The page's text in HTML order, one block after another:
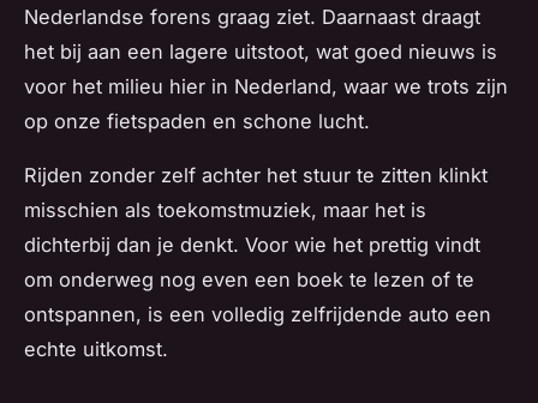
Nederlandse forens graag ziet. Daarnaast draagt
het bij aan een lagere uitstoot, wat goed nieuws is
voor het milieu hier in Nederland, waar we trots zijn
op onze fietspaden en schone lucht.
Rijden zonder zelf achter het stuur te zitten klinkt
misschien als toekomstmuziek, maar het is
dichterbij dan je denkt. Voor wie het prettig vindt
om onderweg nog even een boek te lezen of te
ontspannen, is een volledig zelfrijdende auto een
echte uitkomst.